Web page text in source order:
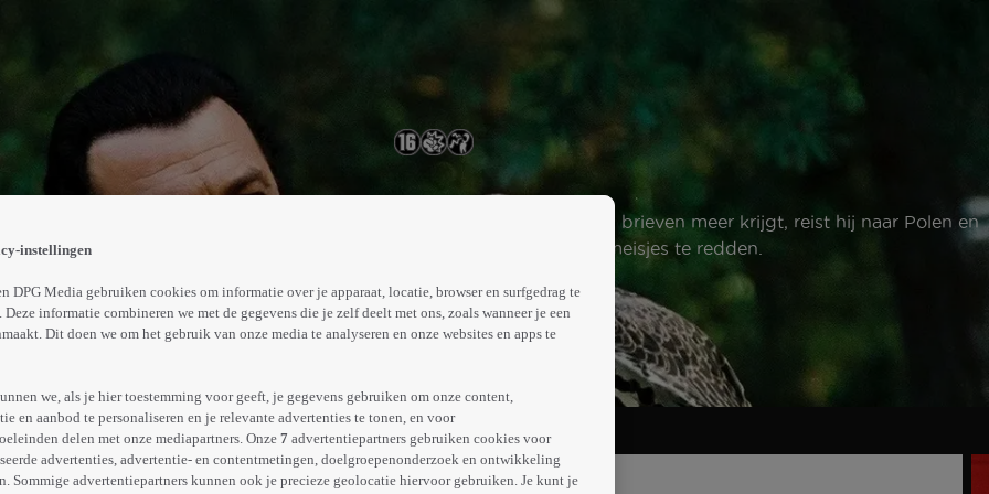
Poolse weesmeisje Irena, dat hij financieel ondersteunt. Als hij geen brieven meer krijgt, reist hij naar Polen en
is. Lancing gaat achter de organisatie aan om Irena en de andere meisjes te redden.
Abonneren op Videoland
instellingen
DPG Media gebruiken cookies om informatie over je apparaat, locatie, browser en surfgedrag te
Deze informatie combineren we met de gegevens die je zelf deelt met ons, zoals wanneer je een
Dit doen we om het gebruik van onze media te analyseren en onze websites en apps te
we, als je hier toestemming voor geeft, je gegevens gebruiken om onze content,
en aanbod te personaliseren en je relevante advertenties te tonen, en voor
delen met onze mediapartners. Onze 7 advertentiepartners gebruiken cookies voor
advertenties, advertentie- en contentmetingen, doelgroepenonderzoek en ontwikkeling
Sommige advertentiepartners kunnen ook je precieze geolocatie hiervoor gebruiken. Je kunt je